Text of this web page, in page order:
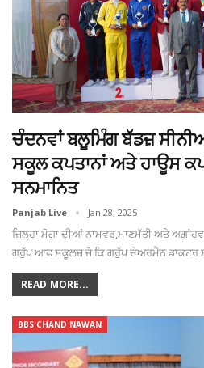
ਚੰਦਨਵਾਂ ਬਲੂਮਿੰਗ ਬੱਡਜ਼
ਸਕੂਲ ਕਪਤਾਨਾਂ ਅਤੇ ਹਾਊਸ
ਸਨਮਾਨਿਤ
Panjab Live Jan 28, 2025
ਜ਼ਿਲ੍ਹਾ ਮੋਗਾ ਦੀਆਂ ਨਾਮਵਰ,ਮਾਣਮੱਤੀ ਅਤੇ
ਗਰੁੱਪ ਆਫ ਸਕੂਲਜ਼ ਜੋ ਕਿ ਗਰੁੱਪ ਚੇਅਰਮੈਨ ਡਾਕਟਰ
READ MORE...
BBS CHAND NAWAN